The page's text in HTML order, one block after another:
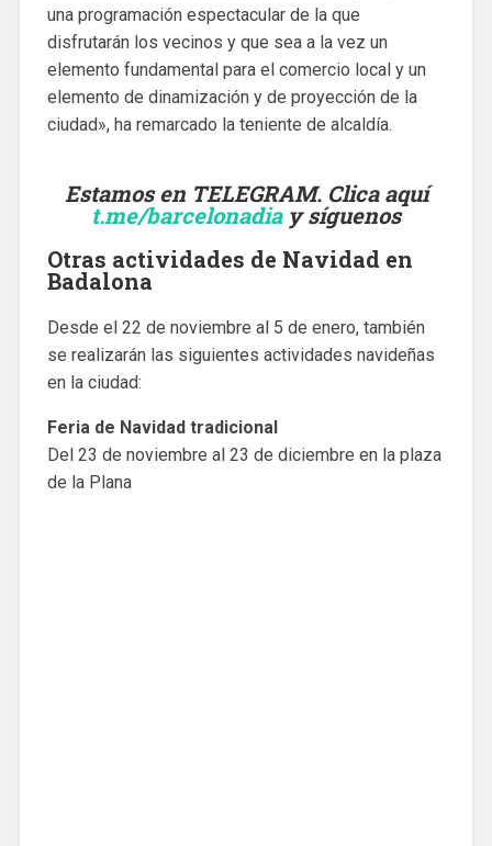
una programación espectacular de la que
disfrutarán los vecinos y que sea a la vez un
elemento fundamental para el comercio local y un
elemento de dinamización y de proyección de la
ciudad», ha remarcado la teniente de alcaldía.
Estamos en TELEGRAM. Clica aquí
t.me/barcelonadia y síguenos
Otras actividades de Navidad en
Badalona
Desde el 22 de noviembre al 5 de enero, también
se realizarán las siguientes actividades navideñas
en la ciudad:
Feria de Navidad tradicional
Del 23 de noviembre al 23 de diciembre en la plaza
de la Plana